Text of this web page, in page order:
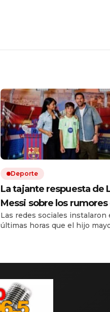
Deporte
La tajante respuesta de
Messi sobre los rumores
salida de su hijo Thiago
Inter Miami a La Masía
Las redes sociales instalaron
últimas horas que el hijo
debut frente a Atlético San
sobre esas versiones durante
llegada al estadio. Su
tan breve como […]